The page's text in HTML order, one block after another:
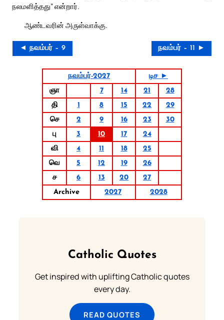
நலமளித்தது” என்றார்.
ஆண்டவரின் அருள்வாக்கு.
◄ நவம்பர் – 9 நவம்பர் – 11 ►
நவம்பர்-2027
டிச ►
ஞா
7 14 21
28
தி
1 8 15 22
29
செ
2 9 16 23
30
பு
3 10 17
24
வி
4 11 18
25
வெ
5 12 19
26
ச
6 13 20
27
Archive
2027 2028
Catholic Quotes
Get inspired with uplifting Catholic quotes
every day.
READ QUOTES